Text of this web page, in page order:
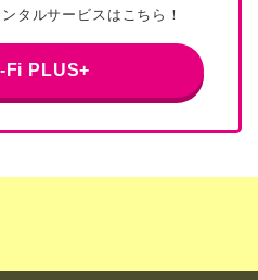
タルサービスはこちら！
Fi PLUS+